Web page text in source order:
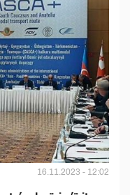
16.11.2023 - 12:02